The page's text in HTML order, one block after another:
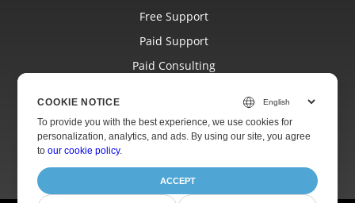
Free Support
Paid Support
Paid Consulting
About
COOKIE NOTICE
To provide you with the best experience, we use cookies for
personalization, analytics, and ads. By using our site, you agree
toour cookie policy.
ACCEPT